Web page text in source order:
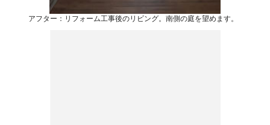
アフター：リフォーム工事後のリビング。南側の庭を望めます。